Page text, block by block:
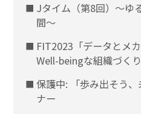
Jタイム（第8回）～ゆ
間～
FIT2023「データとメ
Well-beingな組織づく
保護中: 「歩み出そう
ナー